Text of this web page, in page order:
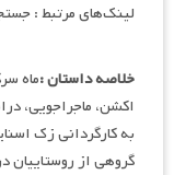
لینک‌های مرتبط :
خلاصه داستان :ماه
به کارگردانی زک
گروهی از روستاییان